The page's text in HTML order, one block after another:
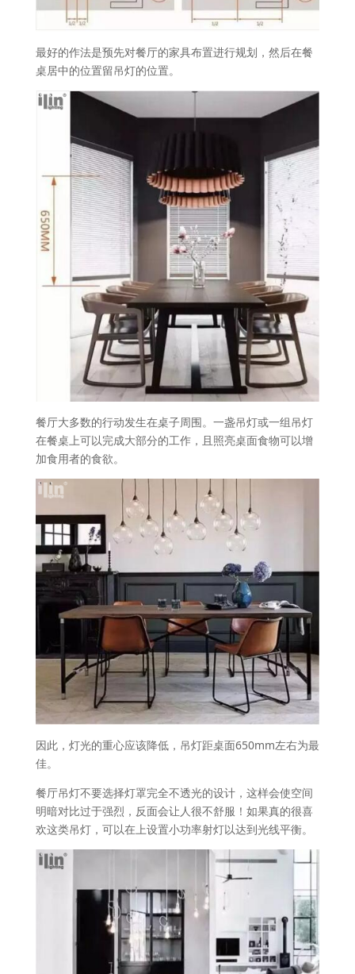
最好的作法是预先对餐厅的家具布置进行规划，然后在餐
桌居中的位置留吊灯的位置。
餐厅大多数的行动发生在桌子周围。一盏吊灯或一组吊灯
在餐桌上可以完成大部分的工作，且照亮桌面食物可以增
加食用者的食欲。
因此，灯光的重心应该降低，吊灯距桌面650mm左右为最
佳。
餐厅吊灯不要选择灯罩完全不透光的设计，这样会使空间
明暗对比过于强烈，反面会让人很不舒服！如果真的很喜
欢这类吊灯，可以在上设置小功率射灯以达到光线平衡。